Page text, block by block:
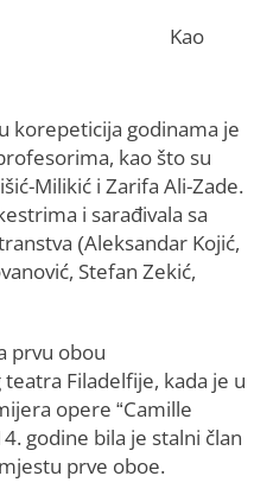
Kao
korepeticija godinama je
kao što su
Milikić i Zarifa Ali-Zade.
i sarađivala sa
(Aleksandar Kojić,
Stefan Zekić,
prvu obou
Filadelfije, kada je u
opere “Camille
godine bila je stalni član
prve oboe.